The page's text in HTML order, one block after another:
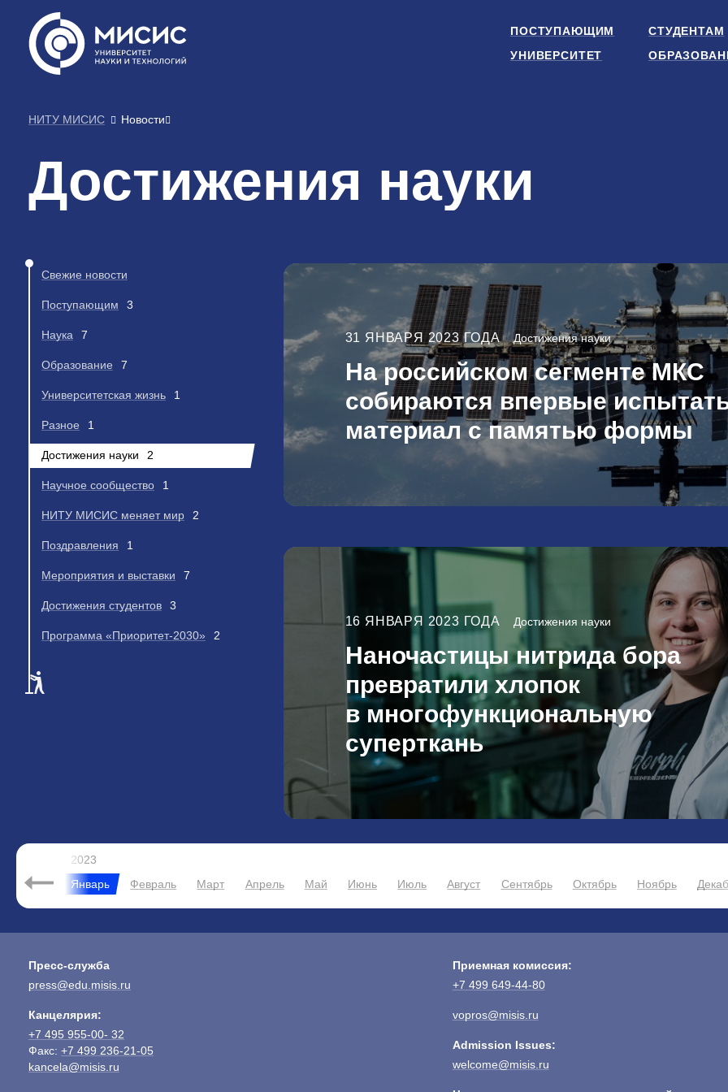
ПОСТУПАЮЩИМ
СТУДЕНТАМ
УНИВЕРСИТЕТ
НИТУ МИСИС Новости
Достижения науки
Свежие новости
Поступающим 3
Наука 7
Образование 7
Университетская жизнь 1
Разное 1
Достижения науки 2
Научное сообщество 1
НИТУ МИСИС меняет мир 2
Поздравления 1
Мероприятия и выставки 7
Достижения студентов 3
Программа «Приоритет-2030» 2
2023
Январь
Февраль Март Апрель Май Июнь Июль Август Сентябрь Октябрь Ноябрь
31 ЯНВАРЯ 2023 ГОДА Достижения науки
На российском сегменте МКС
собираются впервые
материал с памятью формы
16 ЯНВАРЯ 2023 ГОДА Достижения науки
Наночастицы нитрида бора
превратили хлопок
в многофункциональную
суперткань
Пресс-служба
press@edu.misis.ru
Канцелярия:
+7 495 955-00- 32
Факс: +7 499 236-21-05
kancela@misis.ru
Приемная комиссия:
+7 499 649-44-80
vopros@misis.ru
Admission Issues:
welcome@misis.ru